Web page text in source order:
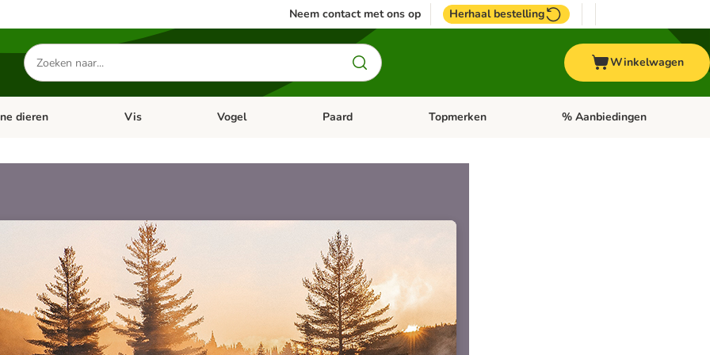
Neem contact met ons op Herhaal bestelling
Zoeken
naar
producten
Winkelwagen
categorie menu: Apotheek
dieren Open categorie menu: Kleine dieren
Vis Open categorie menu: Vis
Vogel Open categorie menu: Vogel
Paard Open categorie menu: Paard
Topmerken Open categorie menu:
% Aanbiedingen